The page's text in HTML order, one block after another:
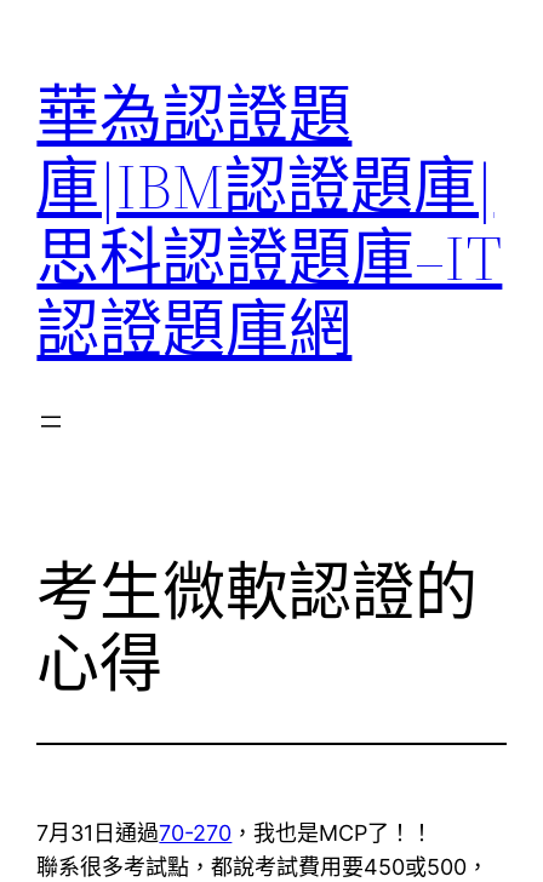
華為認證題
庫|IBM認證題庫|
思科認證題庫–IT
認證題庫網
考生微軟認證的
心得
7月31日通過70-270 ，我也是MCP了！！
聯系很多考試點，都說考試費用要450或500，